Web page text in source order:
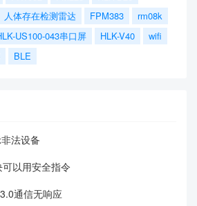
人体存在检测雷达 FPM383
rm08k
US100-043串口屏 HLK-V40
wifi
BLE
法设备
以用安全指令
通信无响应